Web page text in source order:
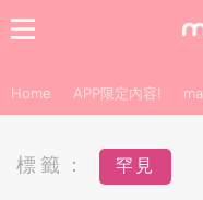
Home APP限定內容!
標籤： 罕見